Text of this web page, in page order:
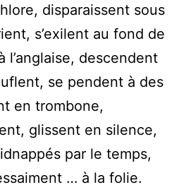
disparaissent sous
s’exilent au fond de
l’anglaise, descendent
se pendent à des
en trombone,
glissent en silence,
par le temps,
… à la folie.